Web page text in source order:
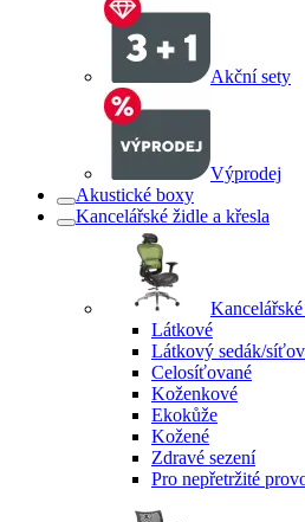
Akční sety
Výprodej
Akustické boxy
Kancelářské židle a křesla
Látkové
Látkový sedák/
Celosíťované
Koženkové
Ekokůže
Kožené
Zdravé sezení
Pro nepřetržité